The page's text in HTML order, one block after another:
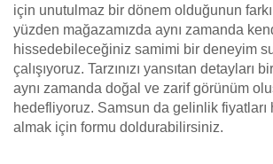
için unutulmaz bir dönem olduğunun
yüzden mağazamızda aynı zamanda
hissedebileceğiniz samimi bir deneyim
çalışıyoruz. Tarzınızı yansıtan detayları
aynı zamanda doğal ve zarif görünüm
hedefliyoruz. Samsun da gelinlik fiyatları
almak için formu doldurabilirsiniz.